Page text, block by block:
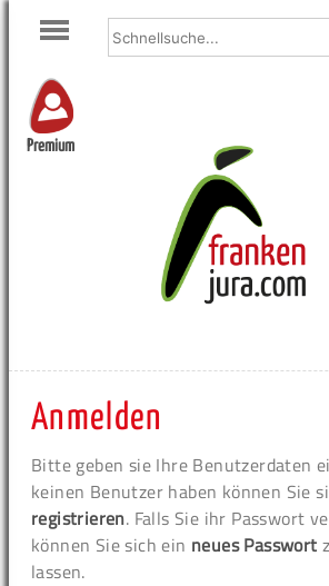
Premium
Anmelden
Bitte geben sie Ihre Benutzerdaten
keinen Benutzer haben können Sie
registrieren. Falls Sie ihr Passwort
können Sie sich ein neues Passwort
lassen.